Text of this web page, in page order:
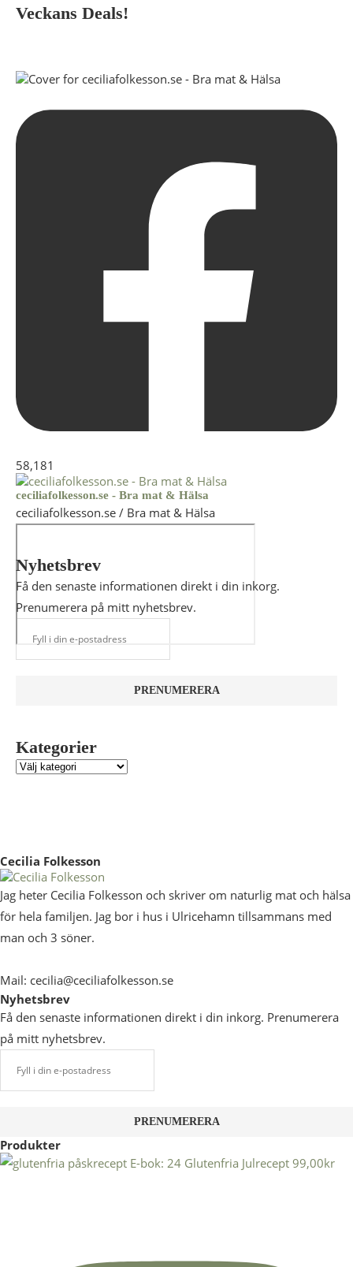
Veckans Deals!
58,181
ceciliafolkesson.se - Bra mat & Hälsa
ceciliafolkesson.se / Bra mat & Hälsa
Nyhetsbrev
Få den senaste informationen direkt i din inkorg.
Prenumerera på mitt nyhetsbrev.
Kategorier
Cecilia Folkesson
Jag heter Cecilia Folkesson och skriver om naturlig mat och hälsa
för hela familjen. Jag bor i hus i Ulricehamn tillsammans med
man och 3 söner.
Mail: cecilia@ceciliafolkesson.se
Nyhetsbrev
Få den senaste informationen direkt i din inkorg. Prenumerera
på mitt nyhetsbrev.
Produkter
E-bok: 24 Glutenfria Julrecept 99,00kr